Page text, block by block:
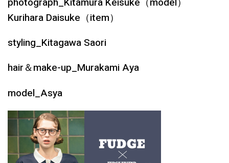
Kurihara Daisuke（item）
styling_Kitagawa Saori
hair＆make-up_Murakami Aya
model_Asya